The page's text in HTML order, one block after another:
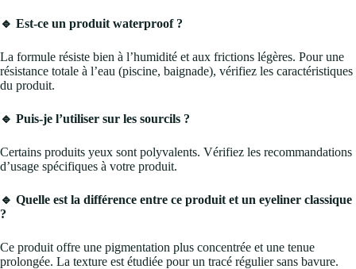
🔹 Est-ce un produit waterproof ?
La formule résiste bien à l’humidité et aux frictions légères. Pour une
résistance totale à l’eau (piscine, baignade), vérifiez les caractéristiques
du produit.
🔹 Puis-je l’utiliser sur les sourcils ?
Certains produits yeux sont polyvalents. Vérifiez les recommandations
d’usage spécifiques à votre produit.
🔹 Quelle est la différence entre ce produit et un eyeliner classique
?
Ce produit offre une pigmentation plus concentrée et une tenue
prolongée. La texture est étudiée pour un tracé régulier sans bavure.